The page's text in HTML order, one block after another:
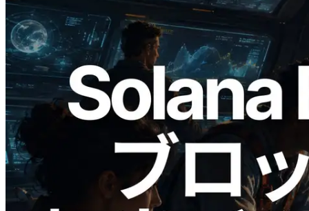
2026.05.24
Validators Solutions、Solana ブロックア
ナライザーを公開 — slot 単位のブロッ
ク生成時間と担当バリデータを視覚化